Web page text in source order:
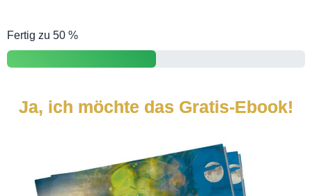
Fertig zu 50 %
Ja, ich möchte das Gratis-Ebook!